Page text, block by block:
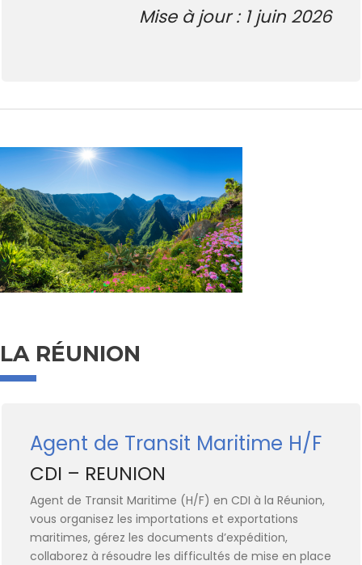
Mise à jour : 1 juin 2026
LA RÉUNION
Agent de Transit Maritime H/F
CDI – REUNION
Agent de Transit Maritime (H/F) en CDI à la Réunion,
vous organisez les importations et exportations
maritimes, gérez les documents d’expédition,
collaborez à résoudre les difficultés de mise en place